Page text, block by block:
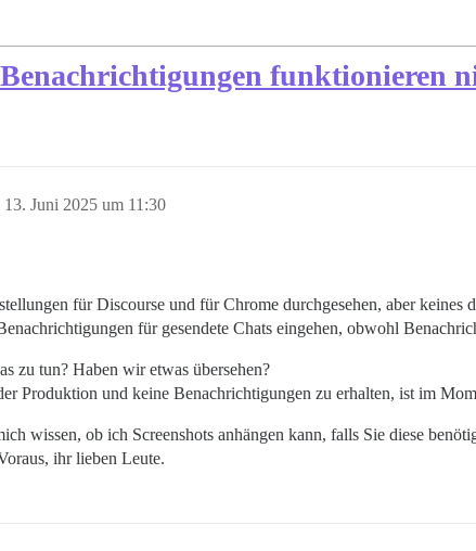
funktionieren
13. Juni 2025 um 11:30
für Discourse und für Chrome durchgesehen, aber
für gesendete Chats eingehen, obwohl
zu tun? Haben wir etwas übersehen?
Produktion und keine Benachrichtigungen zu erhalten, ist im
wissen, ob ich Screenshots anhängen kann, falls Sie diese
ihr lieben Leute.